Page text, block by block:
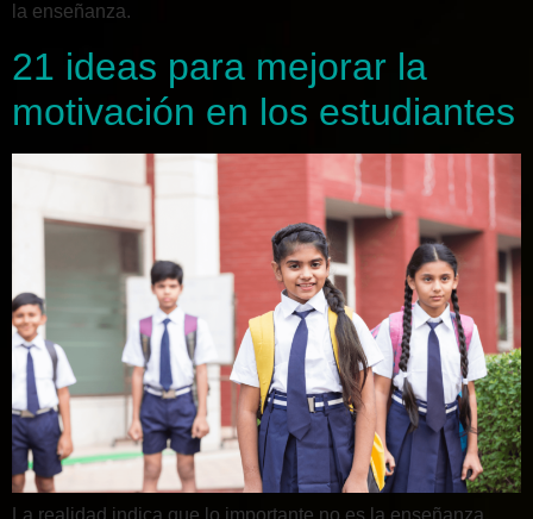
la enseñanza.
21 ideas para mejorar la
motivación en los estudiantes
La realidad indica que lo importante no es la enseñanza,